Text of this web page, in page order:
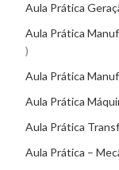
Aula Prática
Aula Prática
Aula Prática
Aula Prática
Aula Prática
Aula Prática –